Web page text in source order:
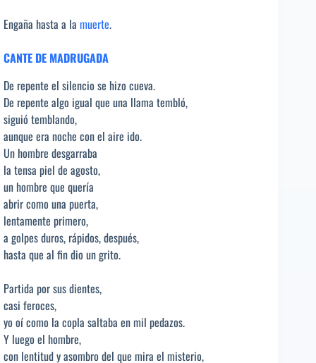
Engaña hasta a la muerte.
CANTE DE MADRUGADA
De repente el silencio se hizo cueva.
De repente algo igual que una llama tembló,
siguió temblando,
aunque era noche con el aire ido.
Un hombre desgarraba
la tensa piel de agosto,
un hombre que quería
abrir como una puerta,
lentamente primero,
a golpes duros, rápidos, después,
hasta que al fin dio un grito.
Partida por sus dientes,
casi feroces,
yo oí como la copla saltaba en mil pedazos.
Y luego el hombre,
con lentitud y asombro del que mira el misterio,